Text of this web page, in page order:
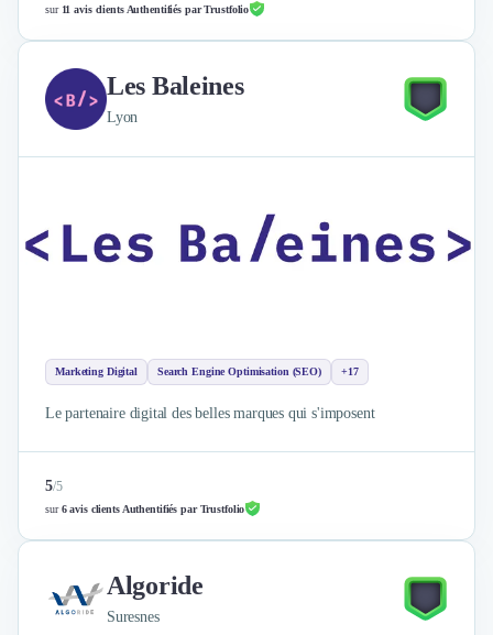
sur 11 avis clients Authentifiés par Trustfolio
Les Baleines
Lyon
Marketing Digital Search Engine Optimisation (SEO) +17
Le partenaire digital des belles marques qui s'imposent
5/5
sur6 avis clients Authentifiés par Trustfolio
Algoride
Suresnes